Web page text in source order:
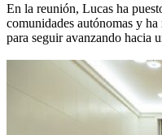
En la reunión, Lucas ha
comunidades autónomas y
para seguir avanzando hacia